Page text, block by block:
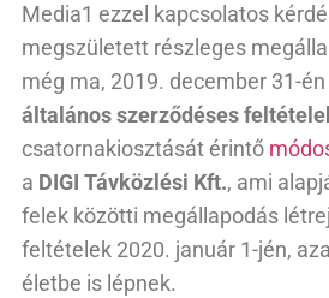
Media1 ezzel kapcsolatos
megszületett részleges
még ma, 2019. december 31-
általános szerződéses
csatornakiosztását érintő
a DIGI Távközlési Kft., ami
felek közötti megállapodás
feltételek 2020. január 1-jén,
életbe is lépnek.